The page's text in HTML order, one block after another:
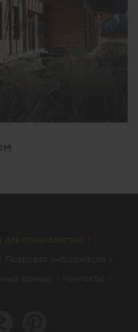
для специалистов
Правовая информация
данных Контакты